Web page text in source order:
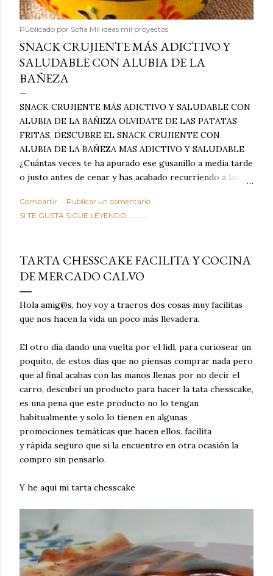
Publicado por Sofía Mil ideas mil proyectos
SNACK CRUJIENTE MÁS ADICTIVO Y
SALUDABLE CON ALUBIA DE LA
BAÑEZA
SNACK CRUJIENTE MÁS ADICTIVO Y SALUDABLE CON
ALUBIA DE LA BAÑEZA OLVIDATE DE LAS PATATAS
FRITAS, DESCUBRE EL SNACK CRUJIENTE CON
ALUBIA DE LA BAÑEZA MAS ADICTIVO Y SALUDABLE
¿Cuántas veces te ha apurado ese gusanillo a media tarde
o justo antes de cenar y has acabado recurriendo a las
típicas patatas de bolsa, frutos secos fritos o snacks
ultraprocesados llenos de grasas saturadas y sodio?
Todos hemos estado ahí. Sin embargo, cuidarse no tiene
satisface. Estas alubias crujientes al horno van a cambiar
por completo tu forma de ver las legumbres. Olvídate de
asociar las alubias únicamente a los guisos tradicionales y
copiosos de invierno. Con esta receta simple pero
revolucionaria, transformaremos un ingrediente tan
dorado, cargado de proteína y 100% natural. Es el
sustituto perfecto a los frutos se...
Compartir
Publicar un comentario
SI TE GUSTA SIGUE LEYENDO............
TARTA CHESSCAKE FACILITA Y COCINA
DE MERCADO CALVO
Hola amig@s, hoy voy a traeros dos cosas muy facilitas
que nos hacen la vida un poco más llevadera.
El otro día dando una vuelta por el lidl, para curiosear un
poquito, de estos días que no piensas comprar nada pero
que al final acabas con las manos llenas por no decir el
carro, descubrí un producto para hacer la tata chesscake,
es una pena que este producto no lo tengan
habitualmente y solo lo tienen en algunas
promociones temáticas que hacen ellos. facilita
y rápida seguro que si la encuentro en otra ocasión la
compro sin pensarlo.
Y he aqui mi tarta chesscake